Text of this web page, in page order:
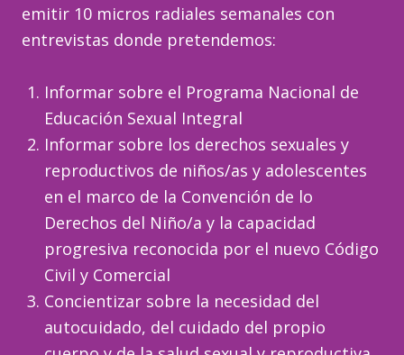
emitir 10 micros radiales semanales con
entrevistas donde pretendemos:
Informar sobre el Programa Nacional de
Educación Sexual Integral
Informar sobre los derechos sexuales y
reproductivos de niños/as y adolescentes
en el marco de la Convención de lo
Derechos del Niño/a y la capacidad
progresiva reconocida por el nuevo Código
Civil y Comercial
Concientizar sobre la necesidad del
autocuidado, del cuidado del propio